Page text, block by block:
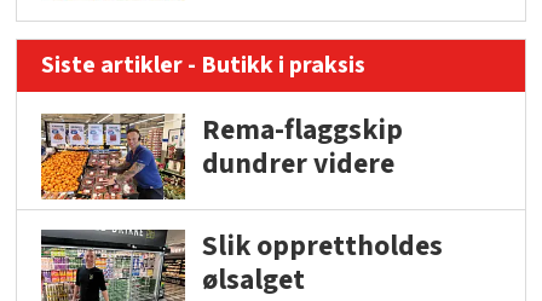
Siste artikler - Butikk i praksis
Rema-flaggskip
dundrer videre
Slik opprettholdes
ølsalget